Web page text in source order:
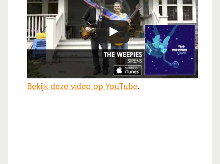
Bekijk deze video op YouTube.